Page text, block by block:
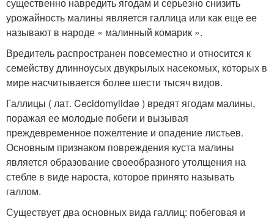
урожайность малины является галлица или как еще ее
называют в народе « малинный комарик ».
Вредитель распространен повсеместно и относится к
семейству длинноусых двукрылых насекомых, которых в
мире насчитывается более шести тысяч видов.
Галлицы ( лат. Cecidomyiidae ) вредят ягодам малины,
поражая ее молодые побеги и вызывая
преждевременное пожелтение и опадение листьев.
Основным признаком повреждения куста малины
является образование своеобразного утолщения на
стебле в виде нароста, которое принято называть
галлом.
Существует два основных вида галлиц: побеговая и